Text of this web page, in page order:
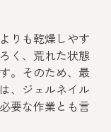
りも乾燥しやす
く、荒れた状態
。そのため、最
、ジェルネイル
要な作業とも言